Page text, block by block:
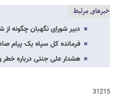
خبرهای مرتبط
دبیر شورای نگهبان چگونه
فرمانده کل سپاه یک پیام
هشدار علی جنتی درباره
31215